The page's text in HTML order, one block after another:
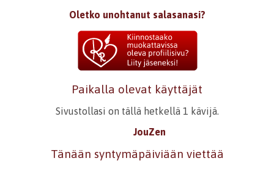
Oletko unohtanut salasanasi?
Paikalla olevat käyttäjät
Sivustollasi on tällä hetkellä 1 kävijä.
JouZen
Tänään syntymäpäiviään viettää